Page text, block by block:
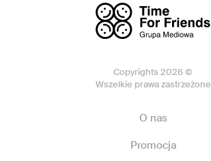
Copyrights 2026 ©
Wszelkie prawa zastrzeżone
O nas
Promocja